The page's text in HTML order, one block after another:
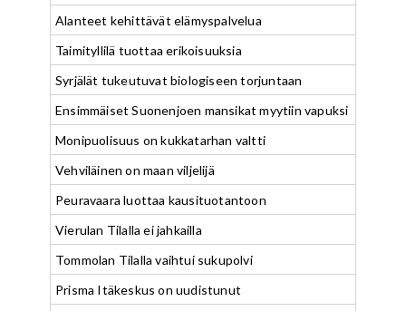
Alanteet kehittävät elämyspalvelua
Taimityllilä tuottaa erikoisuuksia
Syrjälät tukeutuvat biologiseen torjuntaan
Ensimmäiset Suonenjoen mansikat myytiin vapuksi
Monipuolisuus on kukkatarhan valtti
Vehviläinen on maan viljelijä
Peuravaara luottaa kausituotantoon
Vierulan Tilalla ei jahkailla
Tommolan Tilalla vaihtui sukupolvi
Prisma Itäkeskus on uudistunut